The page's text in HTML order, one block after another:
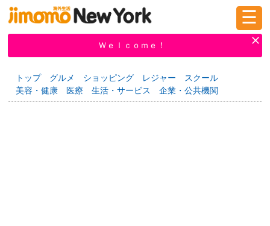
新規登録
掲示板 タウン情報 教えて！
☰
Ｗｅｌｃｏｍｅ！
トップ グルメ ショッピング レジャー
スクール
美容・健康
医療 生活・サービス 企業・公共機関